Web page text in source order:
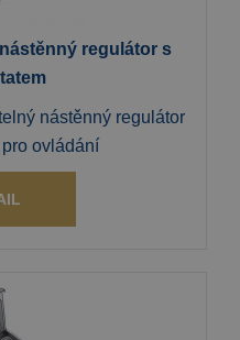
regulátor s
nástěnný regulátor
ovládání